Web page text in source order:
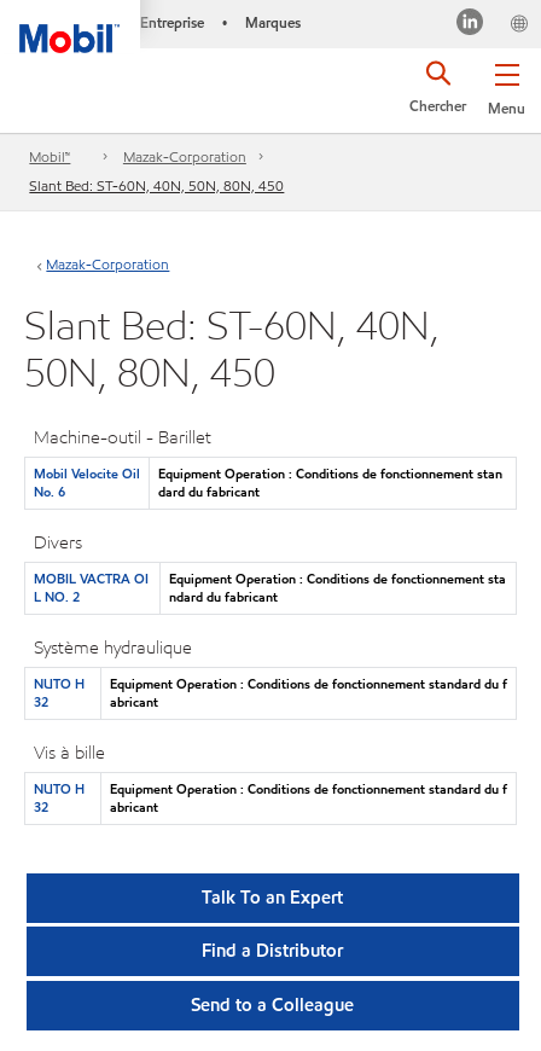
Entreprise • Marques
Menu
Chercher
Mobil™
Mazak-Corporation
Slant Bed: ST-60N, 40N, 50N, 80N, 450
Mazak-Corporation
Slant Bed: ST-60N, 40N,
50N, 80N, 450
Machine-outil - Barillet
Mobil Velocite Oil
No. 6
Equipment Operation : Conditions de fonctionnement stan
dard du fabricant
Divers
MOBIL VACTRA OI
L NO. 2
Equipment Operation : Conditions de fonctionnement sta
ndard du fabricant
Système hydraulique
NUTO H
32
Equipment Operation : Conditions de fonctionnement standard du f
abricant
Vis à bille
NUTO H
32
Equipment Operation : Conditions de fonctionnement standard du f
abricant
Talk To an Expert
Find a Distributor
Send to a Colleague